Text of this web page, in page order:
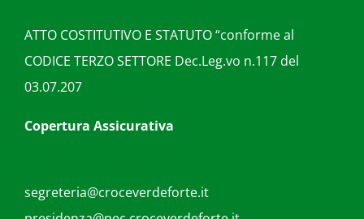
ATTO COSTITUTIVO E STATUTO “conforme al
CODICE TERZO SETTORE Dec.Leg.vo n.117 del
03.07.207
Copertura Assicurativa
segreteria@croceverdeforte.it